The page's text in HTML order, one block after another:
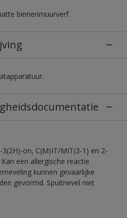
binnenmuurverf.
on, C(M)IT/MIT(3-1) en 2-
een allergische reactie
kunnen gevaarlijke
gevormd. Spuitnevel niet